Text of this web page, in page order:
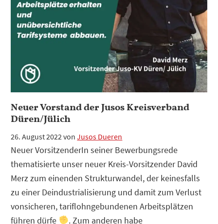
Lösung?
Der
Staat
ist
die
Lösung!
Neuer Vorstand der Jusos Kreisverband
Düren/Jülich
26. August 2022 vonJusos Dueren
Neuer VorsitzenderIn seiner Bewerbungsrede
thematisierte unser neuer Kreis-Vorsitzender David
Merz zum einenden Strukturwandel, der keinesfalls
zu einer Deindustrialisierung und damit zum Verlust
vonsicheren, tariflohngebundenen Arbeitsplätzen
führen dürfe
. Zum anderen habe